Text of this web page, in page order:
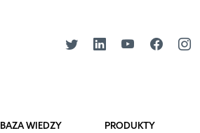
BAZA WIEDZY PRODUKTY